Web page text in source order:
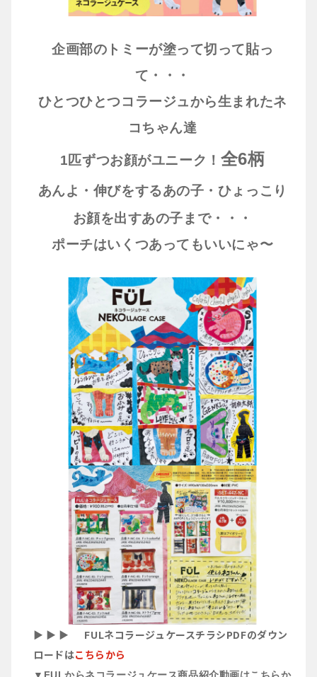
企画部のトミーが塗って切って貼っ
て・・・
ひとつひとつコラージュから生まれたネ
コちゃん達
1匹ずつお顔がユニーク！ 全6柄
あんよ・伸びをするあの子・ひょっこり
お顔を出すあの子まで・・・
ポーチはいくつあってもいいにゃ〜
▶︎ ▶︎ ▶︎ FULネコラージュケースチラシPDFのダウン
ロードはこちらから